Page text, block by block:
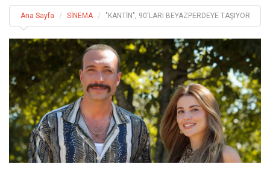
Ana Sayfa SİNEMA "KANTİN", 90'LARI BEYAZPERDEYE TAŞIYOR